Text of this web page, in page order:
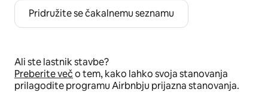
Pridružite se čakalnemu seznamu
Ali ste lastnik stavbe?
Preberite večo tem, kako lahko svoja stanovanja
prilagodite programu Airbnbju prijazna stanovanja.